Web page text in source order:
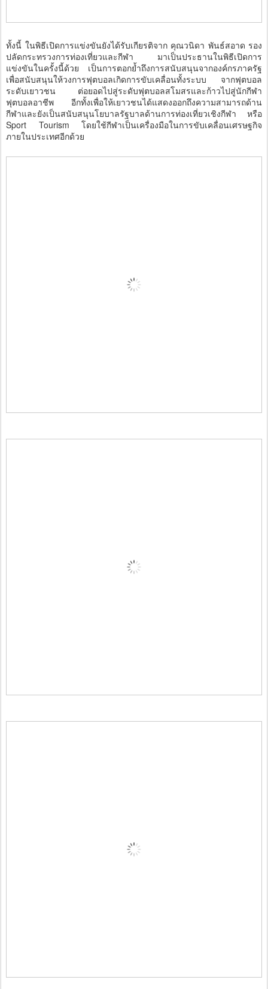
ทั้งนี้ ในพิธีเปิดการแข่งขันยังได้รับเกียรติจาก คุณวนิดา พันธ์สอาด รอง
ปลัดกระทรวงการท่องเที่ยวและกีฬา มาเป็นประธานในพิธีเปิดการ
แข่งขันในครั้งนี้ด้วย เป็นการตอกย้ำถึงการสนับสนุนจากองค์กรภาครัฐ
เพื่อสนับสนุนให้วงการฟุตบอลเกิดการขับเคลื่อนทั้งระบบ จากฟุตบอล
ระดับเยาวชน ต่อยอดไปสู่ระดับฟุตบอลสโมสรและก้าวไปสู่นักกีฬา
ฟุตบอลอาชีพ อีกทั้งเพื่อให้เยาวชนได้แสดงออกถึงความสามารถด้าน
กีฬาและยังเป็นสนับสนุนโยบาลรัฐบาลด้านการท่องเที่ยวเชิงกีฬา หรือ
Sport Tourism โดยใช้กีฬาเป็นเครื่องมือในการขับเคลื่อนเศรษฐกิจ
ภายในประเทศอีกด้วย